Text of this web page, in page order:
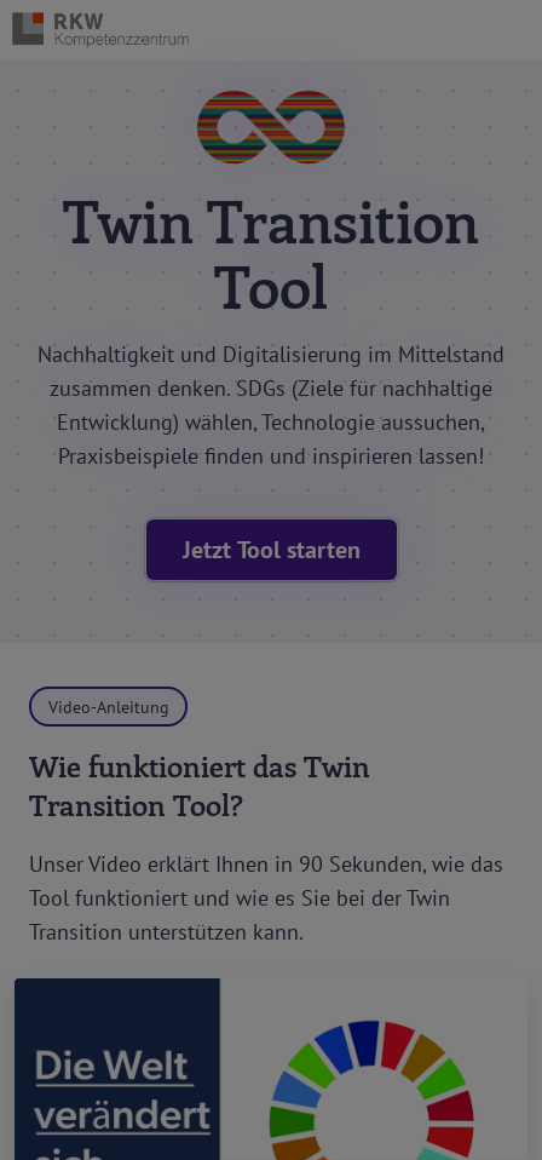
Twin Transition
Tool
Nachhaltigkeit und Digitalisierung im Mittelstand
zusammen denken. SDGs (Ziele für nachhaltige
Entwicklung) wählen, Technologie aussuchen,
Praxisbeispiele finden und inspirieren lassen!
Jetzt Tool starten
Video-Anleitung
Wie funktioniert das Twin
Transition Tool?
Unser Video erklärt Ihnen in 90 Sekunden, wie das
Tool funktioniert und wie es Sie bei der Twin
Transition unterstützen kann.